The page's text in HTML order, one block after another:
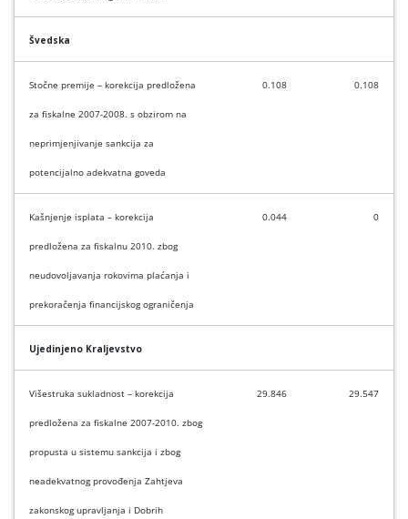
Švedska
Stočne premije – korekcija predložena
za fiskalne 2007-2008. s obzirom na
neprimjenjivanje sankcija za
potencijalno adekvatna goveda
0.108 0.108
Kašnjenje isplata – korekcija
predložena za fiskalnu 2010. zbog
neudovoljavanja rokovima plaćanja i
prekoračenja financijskog ograničenja
0.044 0
Ujedinjeno Kraljevstvo
Višestruka sukladnost – korekcija
predložena za fiskalne 2007-2010. zbog
propusta u sistemu sankcija i zbog
neadekvatnog provođenja Zahtjeva
zakonskog upravljanja i Dobrih
29.846 29.547